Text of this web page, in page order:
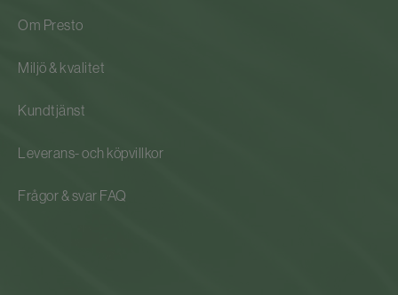
Om Presto
Miljö & kvalitet
Kundtjänst
Leverans- och köpvillkor
Frågor & svar FAQ